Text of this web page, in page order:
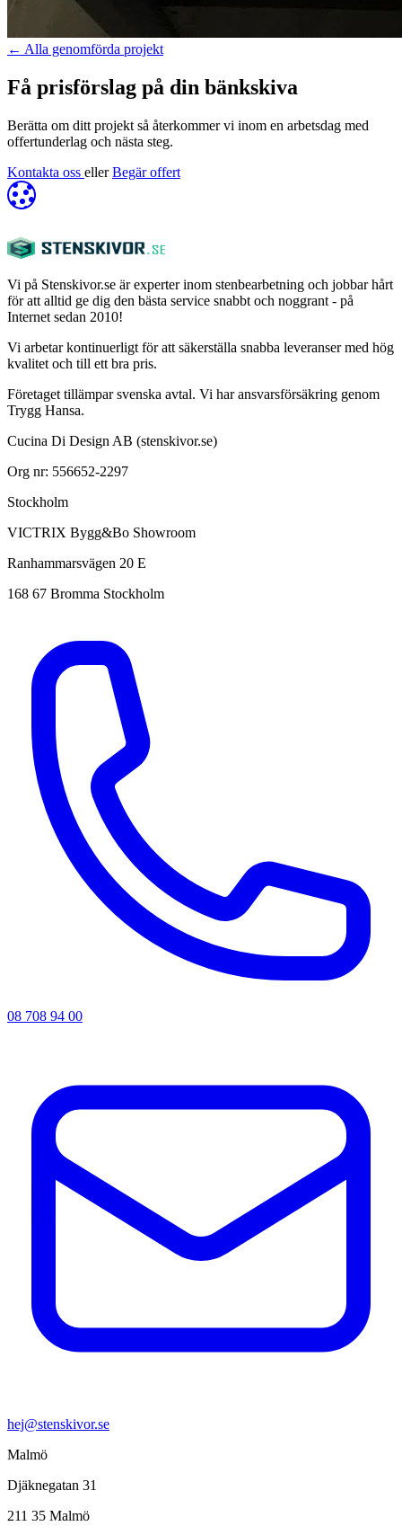
← Alla genomförda projekt
Få prisförslag på din bänkskiva
Berätta om ditt projekt så återkommer vi inom en arbetsdag med
offertunderlag och nästa steg.
Kontakta oss eller Begär offert
Vi på Stenskivor.se är experter inom stenbearbetning och jobbar hårt
för att alltid ge dig den bästa service snabbt och noggrant - på
Internet sedan 2010!
Vi arbetar kontinuerligt för att säkerställa snabba leveranser med hög
kvalitet och till ett bra pris.
Företaget tillämpar svenska avtal. Vi har ansvarsförsäkring genom
Trygg Hansa.
Cucina Di Design AB (stenskivor.se)
Org nr: 556652-2297
Stockholm
VICTRIX Bygg&Bo Showroom
Ranhammarsvägen 20 E
168 67 Bromma Stockholm
08 708 94 00
hej@stenskivor.se
Malmö
Djäknegatan 31
211 35 Malmö